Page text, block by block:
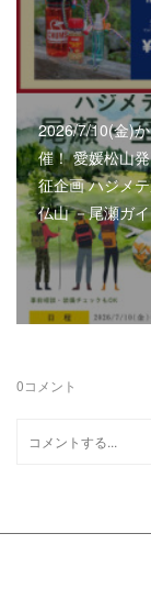
2026/7/10(金)
催！ 愛媛松山
征企画 ハジメ
仏山 －尾瀬ガ
0コメント